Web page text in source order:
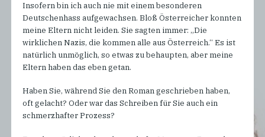
Insofern bin ich auch nie mit einem besonderen
Deutschenhass aufgewachsen. Bloß Österreicher konnten
meine Eltern nicht leiden. Sie sagten immer: „Die
wirklichen Nazis, die kommen alle aus Österreich.“ Es ist
natürlich unmöglich, so etwas zu behaupten, aber meine
Eltern haben das eben getan.
Haben Sie, während Sie den Roman geschrieben haben,
oft gelacht? Oder war das Schreiben für Sie auch ein
schmerzhafter Prozess?